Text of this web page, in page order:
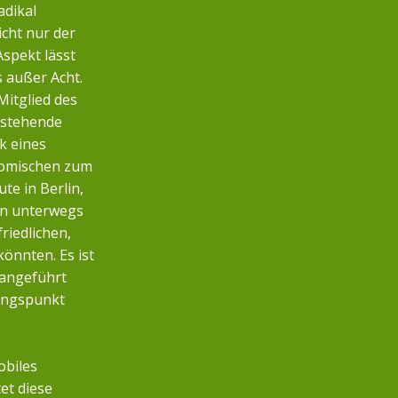
nur der
lässt
außer Acht.
des
eines
zum
in Berlin,
unterwegs
Es ist
diese